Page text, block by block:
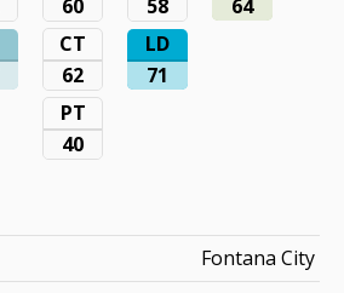
60
58
64
CT
62
LD
71
PT
40
Fontana City